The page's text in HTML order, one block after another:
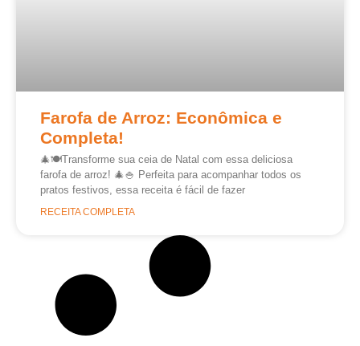
Farofa de Arroz: Econômica e
Completa!
🎄🍽️Transforme sua ceia de Natal com essa deliciosa
farofa de arroz! 🎄🍚 Perfeita para acompanhar todos os
pratos festivos, essa receita é fácil de fazer
RECEITA COMPLETA